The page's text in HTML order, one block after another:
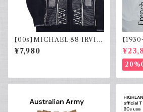
【00s】MICHAEL 88 IRVIN
デザインニット ジップアップ エ
ルボーパッチ 古着 レトロ モード
¥7,980
【
ロイパ
付 刺